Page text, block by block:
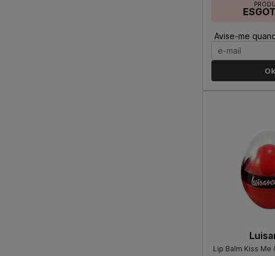
Avise-me
Ok
Lip Balm Kiss Me